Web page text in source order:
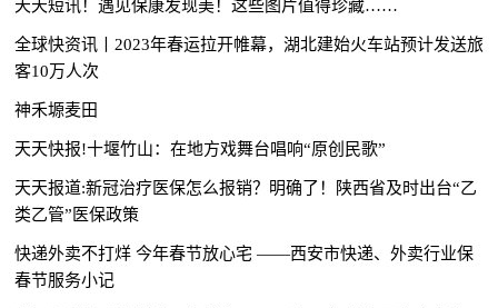
天天短讯！遇见保康发现美！这些图片值得珍藏……
全球快资讯丨2023年春运拉开帷幕，湖北建始火车站预计发送旅
客10万人次
神禾塬麦田
天天快报!十堰竹山：在地方戏舞台唱响“原创民歌”
天天报道:新冠治疗医保怎么报销？明确了！陕西省及时出台“乙
类乙管”医保政策
快递外卖不打烊 今年春节放心宅 ——西安市快递、外卖行业保
春节服务小记